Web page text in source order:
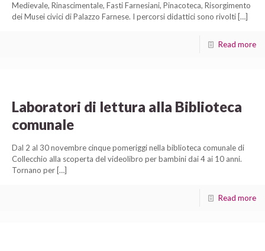
Medievale, Rinascimentale, Fasti Farnesiani, Pinacoteca, Risorgimento
dei Musei civici di Palazzo Farnese. I percorsi didattici sono rivolti […]
Read more
Laboratori di lettura alla Biblioteca
comunale
Dal 2 al 30 novembre cinque pomeriggi nella biblioteca comunale di
Collecchio alla scoperta del videolibro per bambini dai 4 ai 10 anni.
Tornano per […]
Read more